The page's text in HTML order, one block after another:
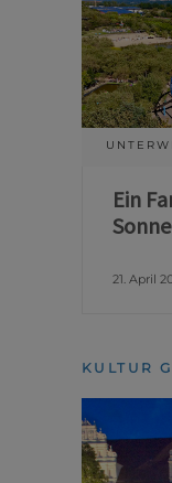
Ein
21. April
KULTUR